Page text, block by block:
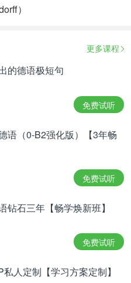
）
更多课程
的德语极短句
免费试听
语（0-B2强化版）【3年畅
免费试听
钻石三年【畅学焕新班】
免费试听
人定制【学习方案定制】